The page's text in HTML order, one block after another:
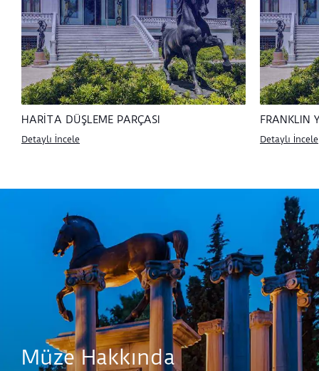
HARİTA DÜŞLEME PARÇASI
Detaylı İncele
FRANKLIN
Detaylı İncele
Müze Hakkında